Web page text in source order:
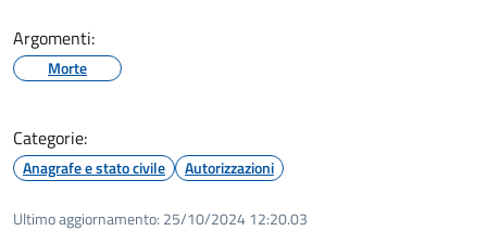
Argomenti:
Morte
Categorie:
Anagrafe e stato civile Autorizzazioni
Ultimo aggiornamento: 25/10/2024 12:20.03